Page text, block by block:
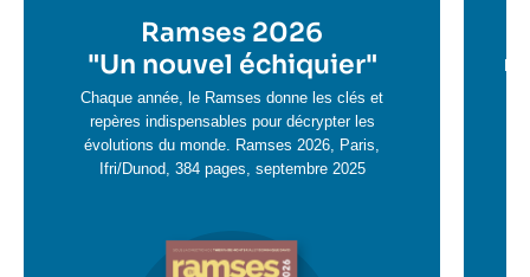
en
savoir
plus
Ramses 2026
"Un nouvel échiquier"
Chaque année, le Ramses donne les clés et
repères indispensables pour décrypter les
évolutions du monde. Ramses 2026, Paris,
Ifri/Dunod, 384 pages, septembre 2025